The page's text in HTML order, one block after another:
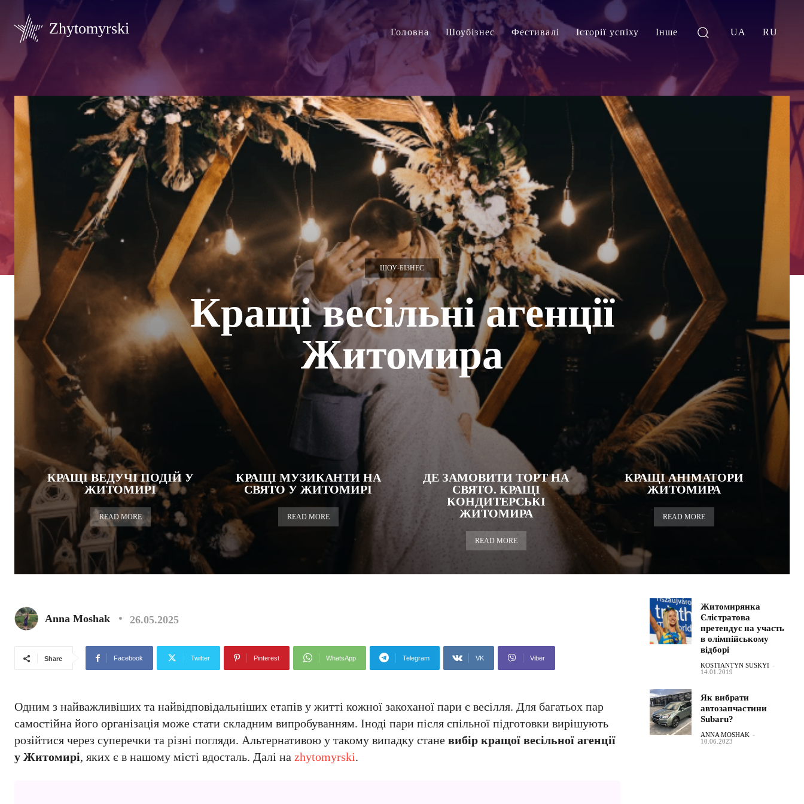
Zhytomyrski Головна Шоубізнес Фестивалі Історії успіху Інше UA RU
ШОУ-БІЗНЕС
Кращі весільні агенції
Житомира
КРАЩІ ВЕДУЧІ ПОДІЙ У
ЖИТОМИРІ
READ MORE
КРАЩІ МУЗИКАНТИ НА
СВЯТО У ЖИТОМИРІ
READ MORE
ДЕ ЗАМОВИТИ ТОРТ НА
СВЯТО. КРАЩІ
КОНДИТЕРСЬКІ
ЖИТОМИРА
READ MORE
КРАЩІ АНІМАТОРИ
ЖИТОМИРА
READ MORE
Anna Moshak 26.05.2025
Share Facebook Twitter Pinterest WhatsApp Telegram VK Viber
Одним з найважливіших та найвідповідальніших етапів у житті кожної закоханої пари є весілля. Для багатьох пар
самостійна його організація може стати складним випробуванням. Іноді пари після спільної підготовки вирішують
розійтися через суперечки та різні погляди. Альтернативою у такому випадку стане вибір кращої весільної агенції
у Житомирі, яких є в нашому місті вдосталь. Далі на zhytomyrski.
Житомирянка
Єлістратова
претендує на участь
в олімпійському
відборі
KOSTIANTYN SUSKYI -
14.01.2019
Як вибрати
автозапчастини
Subaru?
ANNA MOSHAK -
10.06.2023